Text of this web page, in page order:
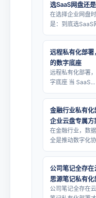
选SaaS网盘还
在选择企业网盘
是：到底选SaaS
远程私有化部
的数字底座
远程私有化部署
字底座 当 SaaS...
金融行业私有
企业云盘专属方
在金融行业，数
全是推动数字化
公司笔记全存在
思源笔记私有
公司笔记全存在